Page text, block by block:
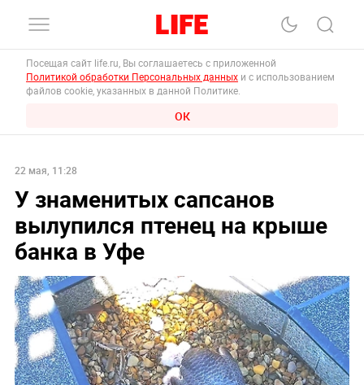
Посещая сайт life.ru, Вы соглашаетесь с приложенной
Политикой обработки Персональных данных и с использованием
файлов cookie, указанных в данной Политике.
ОК
22 мая, 11:28
У знаменитых сапсанов
вылупился птенец на крыше
банка в Уфе